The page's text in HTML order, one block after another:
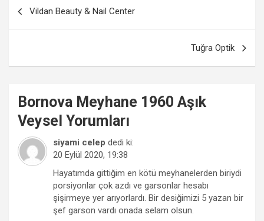
Vildan Beauty & Nail Center
Tuğra Optik
Bornova Meyhane 1960 Aşık
Veysel Yorumları
siyami celep dedi ki:
20 Eylül 2020, 19:38
Hayatımda gittiğim en kötü meyhanelerden biriydi
porsiyonlar çok azdı ve garsonlar hesabı
şişirmeye yer arıyorlardı. Bir desiğimizi 5 yazan bir
şef garson vardı onada selam olsun.